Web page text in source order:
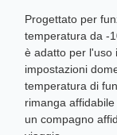
Progettato per
temperatura da -
è adatto per l'uso
impostazioni
temperatura di
rimanga
un compagno